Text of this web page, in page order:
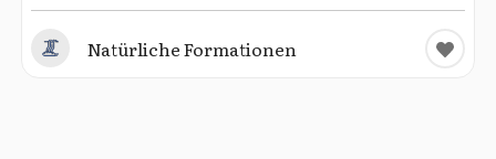
Natürliche Formationen